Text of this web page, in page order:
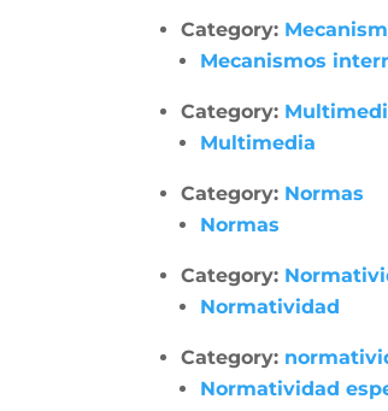
Category:
Mecanismos
Category:
Multimedia
Category: Normas
Normas
Category:
Normatividad
Category:
Normatividad